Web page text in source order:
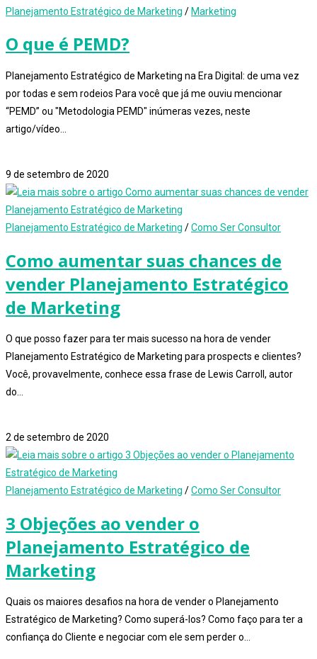
Planejamento Estratégico de Marketing / Marketing
O que é PEMD?
Planejamento Estratégico de Marketing na Era Digital: de uma vez
por todas e sem rodeios Para você que já me ouviu mencionar
“PEMD” ou "Metodologia PEMD" inúmeras vezes, neste
artigo/vídeo…
9 de setembro de 2020
Planejamento Estratégico de Marketing /Como Ser Consultor
Como aumentar suas chances de
vender Planejamento Estratégico
de Marketing
O que posso fazer para ter mais sucesso na hora de vender
Planejamento Estratégico de Marketing para prospects e clientes?
Você, provavelmente, conhece essa frase de Lewis Carroll, autor
do…
2 de setembro de 2020
Planejamento Estratégico de Marketing /Como Ser Consultor
3 Objeções ao vender o
Planejamento Estratégico de
Marketing
Quais os maiores desafios na hora de vender o Planejamento
Estratégico de Marketing? Como superá-los? Como faço para ter a
confiança do Cliente e negociar com ele sem perder o…